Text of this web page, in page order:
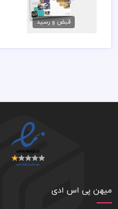
طرح دفترچه تعویض
روغن
79,000 تومان
قبض و رسید
میهن پی اس ادی